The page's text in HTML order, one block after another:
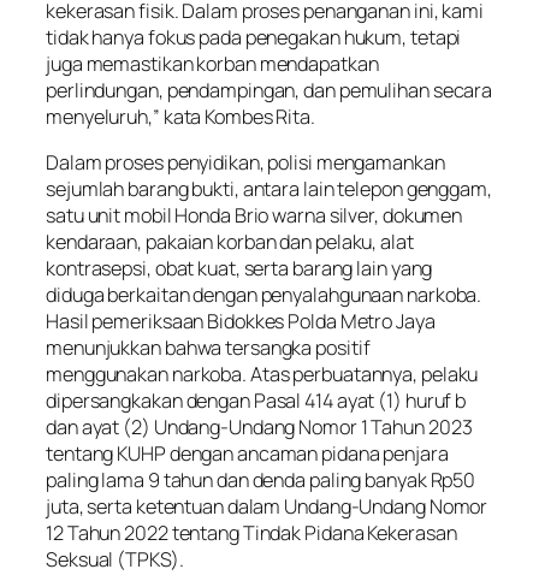
kekerasan fisik. Dalam proses penanganan ini, kami
tidak hanya fokus pada penegakan hukum, tetapi
juga memastikan korban mendapatkan
perlindungan, pendampingan, dan pemulihan secara
menyeluruh,” kata Kombes Rita.
Dalam proses penyidikan, polisi mengamankan
sejumlah barang bukti, antara lain telepon genggam,
satu unit mobil Honda Brio warna silver, dokumen
kendaraan, pakaian korban dan pelaku, alat
kontrasepsi, obat kuat, serta barang lain yang
diduga berkaitan dengan penyalahgunaan narkoba.
Hasil pemeriksaan Bidokkes Polda Metro Jaya
menunjukkan bahwa tersangka positif
menggunakan narkoba. Atas perbuatannya, pelaku
dipersangkakan dengan Pasal 414 ayat (1) huruf b
dan ayat (2) Undang-Undang Nomor 1 Tahun 2023
tentang KUHP dengan ancaman pidana penjara
paling lama 9 tahun dan denda paling banyak Rp50
juta, serta ketentuan dalam Undang-Undang Nomor
12 Tahun 2022 tentang Tindak Pidana Kekerasan
Seksual (TPKS).